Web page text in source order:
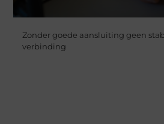
Zonder goede aansluiting geen
verbinding